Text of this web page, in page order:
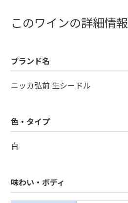
このワインの詳細情報
ブランド名
ニッカ弘前 生シードル
色・タイプ
白
味わい・ボディ